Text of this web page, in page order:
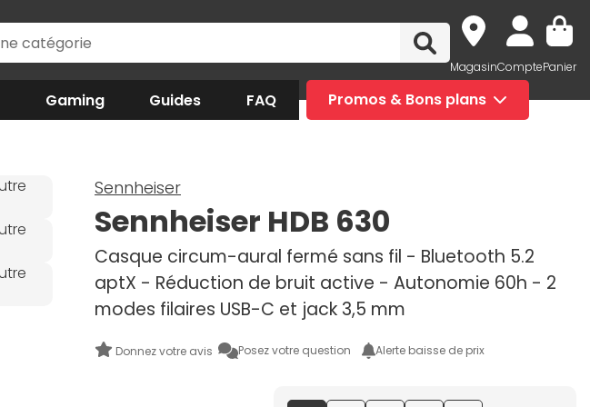
MagasinComptePanier
Gaming Guides FAQ Promos & Bons plans
Sennheiser
Sennheiser HDB 630
Casque circum-aural fermé sans fil - Bluetooth 5.2
aptX - Réduction de bruit active - Autonomie 60h - 2
modes filaires USB-C et jack 3,5 mm
Donnez votre avis Posez votre question Alerte baisse de prix